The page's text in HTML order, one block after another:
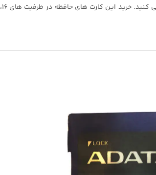
عکاسی حرفه ای، میتوانید احساس راحتی کنید. خرید این کارت های حافظه در ظرفیت های ۱۶،